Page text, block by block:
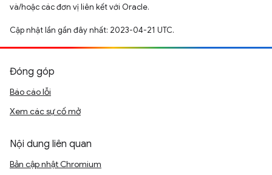
và/hoặc các đơn vị liên kết với Oracle.
Cập nhật lần gần đây nhất: 2023-04-21 UTC.
Đóng góp
Báo cáo lỗi
Xem các sự cố mở
Nội dung liên quan
Bản cập nhật Chromium